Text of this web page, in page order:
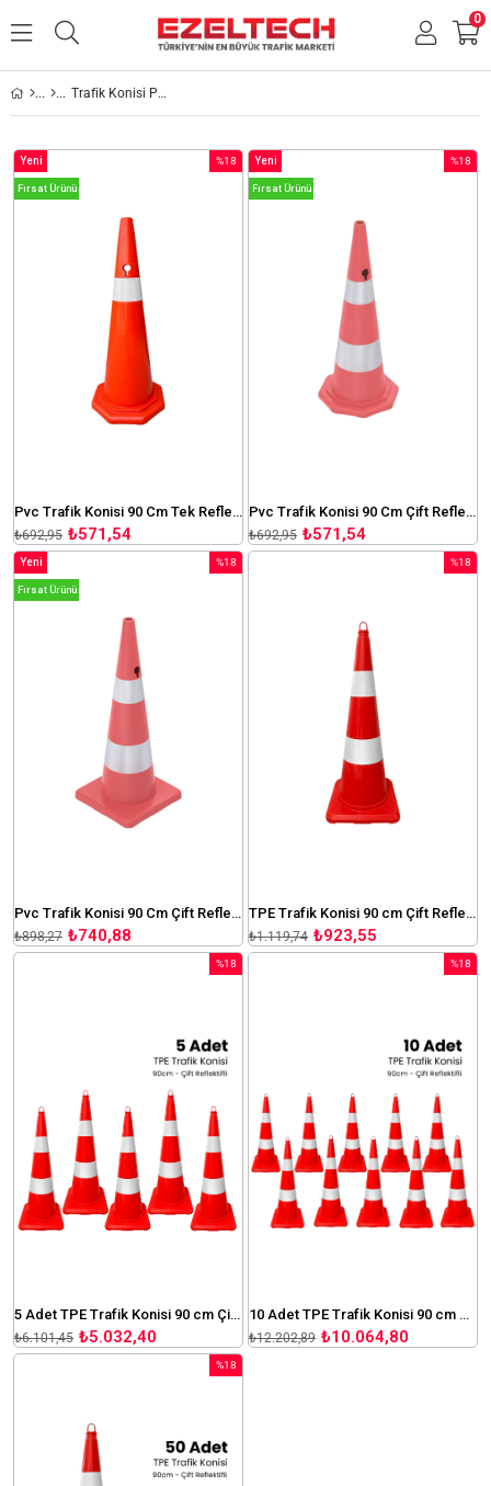
0
Trafik Konisi PVC 90 CM
Pvc Trafik Konisi 90 Cm Tek Reflektifli
₺571,54
₺692,95
%18
Yeni
Ürün
Fırsat Ürünü
Pvc Trafik Konisi 90 Cm Çift Reflektifli Sekizgen Tabanlı
₺571,54
₺692,95
%18
Yeni
Ürün
Fırsat Ürünü
Pvc Trafik Konisi 90 Cm Çift Reflektifli Kare Tabanlı
₺740,88
₺898,27
%18
Yeni
Ürün
Fırsat Ürünü
TPE Trafik Konisi 90 cm Çift Reflektifli Trafik Dubası
₺923,55
₺1.119,74
%18
5 Adet TPE Trafik Konisi 90 cm Çift Reflektifli Trafik Dubası Seti
₺5.032,40
₺6.101,45
%18
10 Adet TPE Trafik Konisi 90 cm Çift Reflektifli Trafik Dubası Seti
₺10.064,80
₺12.202,89
%18
%18